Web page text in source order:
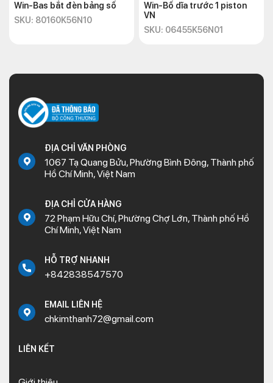
Win-Bas bắt đèn bảng số
SKU: 80160K56N10
Win-Bố dĩa trước 1 piston
VN
SKU: 06455K56N01
ĐỊA CHỈ VĂN PHÒNG
1067 Tạ Quang Bửu, Phường Bình Đông, Thành phố
Hồ Chí Minh, Việt Nam
ĐỊA CHỈ CỬA HÀNG
72 Phạm Hữu Chí, Phường Chợ Lớn, Thành phố Hồ
Chí Minh, Việt Nam
HỖ TRỢ NHANH
+842838547570
EMAIL LIÊN HỆ
chkimthanh72@gmail.com
LIÊN KẾT